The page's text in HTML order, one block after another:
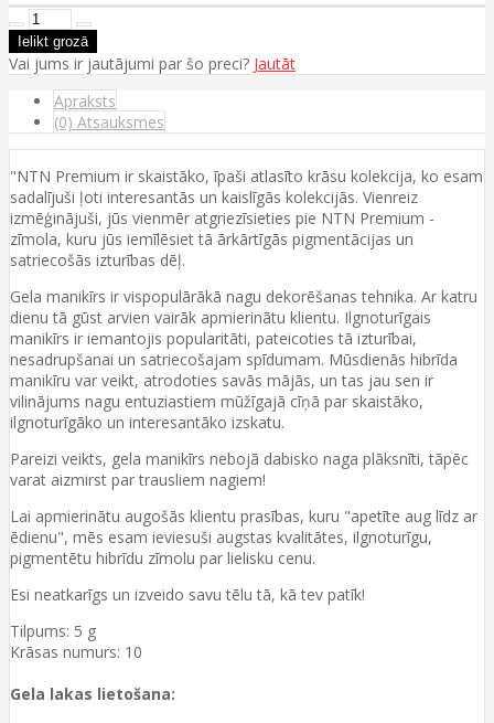
Vai jums ir jautājumi par šo preci? Jautāt
Apraksts
(0) Atsauksmes
"NTN Premium ir skaistāko, īpaši atlasīto krāsu kolekcija, ko esam
sadalījuši ļoti interesantās un kaislīgās kolekcijās. Vienreiz
izmēģinājuši, jūs vienmēr atgriezīsieties pie NTN Premium -
zīmola, kuru jūs iemīlēsiet tā ārkārtīgās pigmentācijas un
satriecošās izturības dēļ.
Gela manikīrs ir vispopulārākā nagu dekorēšanas tehnika. Ar katru
dienu tā gūst arvien vairāk apmierinātu klientu. Ilgnoturīgais
manikīrs ir iemantojis popularitāti, pateicoties tā izturībai,
nesadrupšanai un satriecošajam spīdumam. Mūsdienās hibrīda
manikīru var veikt, atrodoties savās mājās, un tas jau sen ir
vilinājums nagu entuziastiem mūžīgajā cīņā par skaistāko,
ilgnoturīgāko un interesantāko izskatu.
Pareizi veikts, gela manikīrs nebojā dabisko naga plāksnīti, tāpēc
varat aizmirst par trausliem nagiem!
Lai apmierinātu augošās klientu prasības, kuru "apetīte aug līdz ar
ēdienu", mēs esam ieviesuši augstas kvalitātes, ilgnoturīgu,
pigmentētu hibrīdu zīmolu par lielisku cenu.
Esi neatkarīgs un izveido savu tēlu tā, kā tev patīk!
Tilpums: 5 g
Krāsas numurs: 10
Gela lakas lietošana: